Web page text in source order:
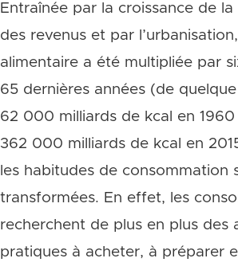
Entraînée par la croissance de
des revenus et par
alimentaire a été multipliée par
65 dernières années (de quelque
62 000 milliards de kcal en 1960
362 000 milliards de kcal en
les habitudes de consommation
transformées. En effet, les
recherchent de plus en plus des
pratiques à acheter, à préparer